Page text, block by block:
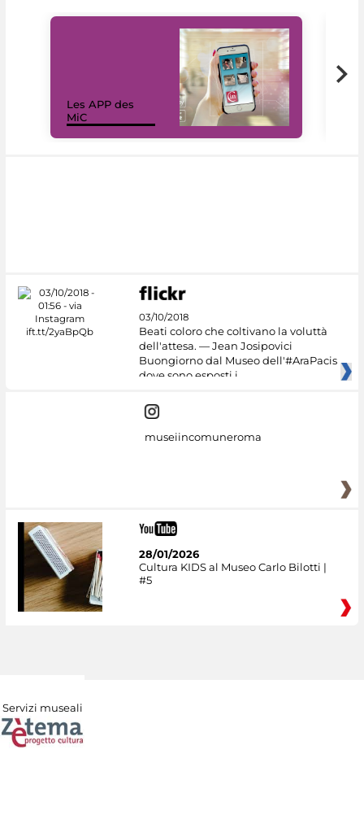
Les APP des
MiC
03/10/2018
Beati coloro che coltivano la voluttà
dell'attesa. — Jean Josipovici
Buongiorno dal Museo dell'#AraPacis
dove sono esposti i
museiincomuneroma
28/01/2026
Cultura KIDS al Museo Carlo Bilotti |
#5
Servizi museali